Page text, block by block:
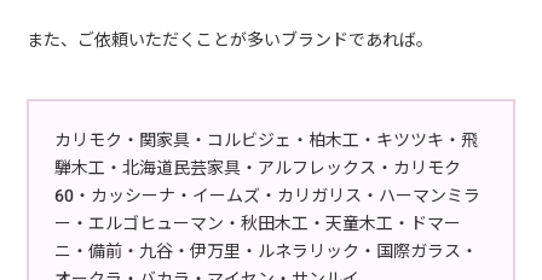
また、ご依頼いただくことが多いブランドであれば。
カリモク・関家具・コルビジェ・柏木工・キツツキ・飛
騨木工・北海道民芸家具・アルフレックス・カリモク
60・カッシーナ・イームズ・カリガリス・ハーマンミラ
ー・エルゴヒューマン・秋田木工・天童木工・ドマー
ニ・備前・九谷・伊万里・ルネラリック・国際ガラス・